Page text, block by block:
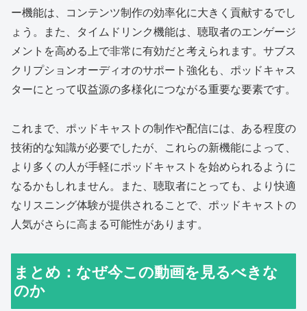
ー機能は、コンテンツ制作の効率化に大きく貢献するでし
ょう。また、タイムドリンク機能は、聴取者のエンゲージ
メントを高める上で非常に有効だと考えられます。サブス
クリプションオーディオのサポート強化も、ポッドキャス
ターにとって収益源の多様化につながる重要な要素です。
これまで、ポッドキャストの制作や配信には、ある程度の
技術的な知識が必要でしたが、これらの新機能によって、
より多くの人が手軽にポッドキャストを始められるように
なるかもしれません。また、聴取者にとっても、より快適
なリスニング体験が提供されることで、ポッドキャストの
人気がさらに高まる可能性があります。
まとめ：なぜ今この動画を見るべきな
のか